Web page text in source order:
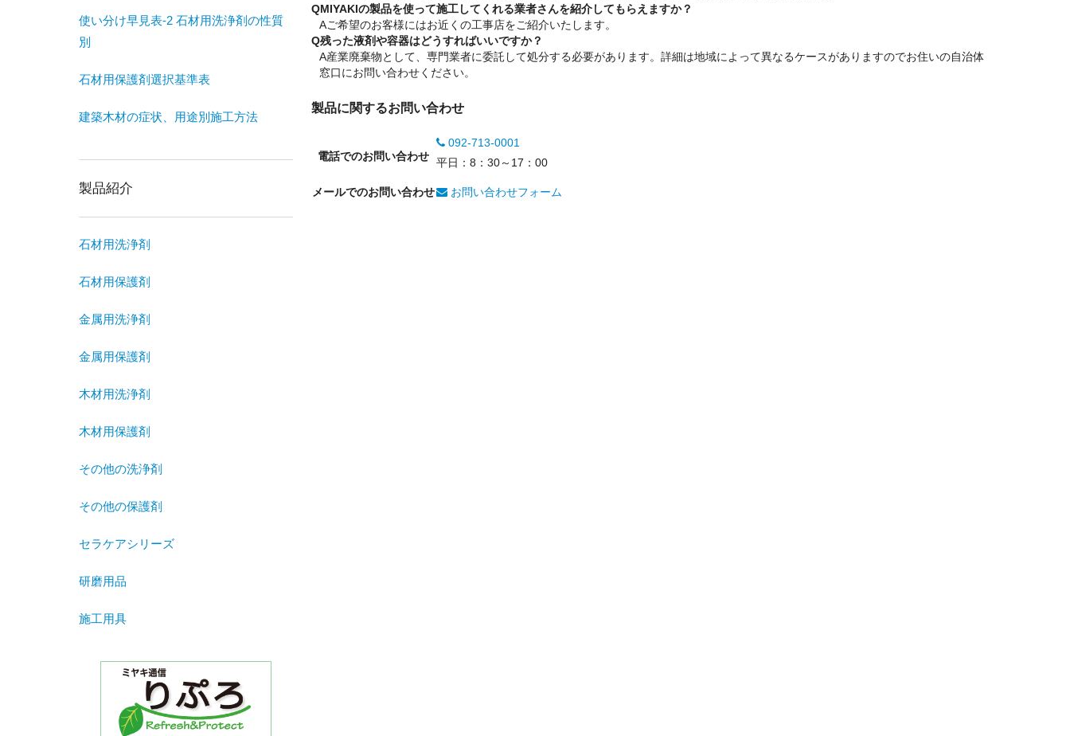
QMIYAKIの製品を使って施工してくれる業者さんを紹介してもらえますか？
Aご希望のお客様にはお近くの工事店をご紹介いたします。
Q残った液剤や容器はどうすればいいですか？
A産業廃棄物として、専門業者に委託して処分する必要があります。詳細は地域によって異なるケースがありますのでお住いの自治体
窓口にお問い合わせください。
製品に関するお問い合わせ
電話でのお問い合わせ
092-713-0001
平日：8：30～17：00
メールでのお問い合わせ お問い合わせフォーム
使い分け早見表-2 石材用洗浄剤の性質
別
石材用保護剤選択基準表
建築木材の症状、用途別施工方法
製品紹介
石材用洗浄剤
石材用保護剤
金属用洗浄剤
金属用保護剤
木材用洗浄剤
木材用保護剤
その他の洗浄剤
その他の保護剤
セラケアシリーズ
研磨用品
施工用具